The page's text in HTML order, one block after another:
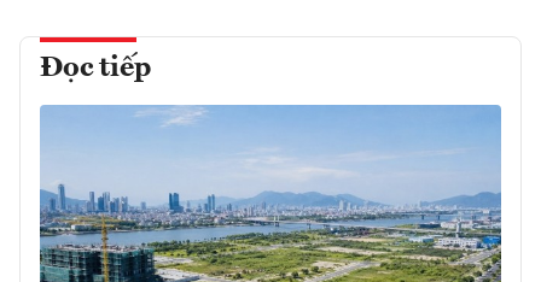
Đọc tiếp